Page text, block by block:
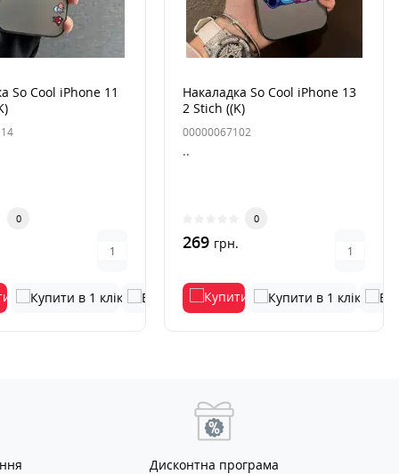
So Cool iPhone 11
0
Накаладка So Cool iPhone 13
2 Stich ((K)
00000067102
..
0
269 грн.
Дисконтна програма